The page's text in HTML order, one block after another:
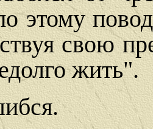
этому
свою
жить".